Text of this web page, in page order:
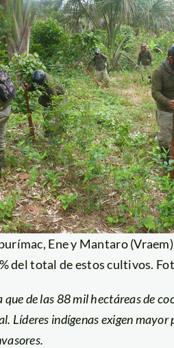
Ene y Mantaro
del total de estos cultivos.
de las 88 mil hectáreas de
Líderes indígenas exigen